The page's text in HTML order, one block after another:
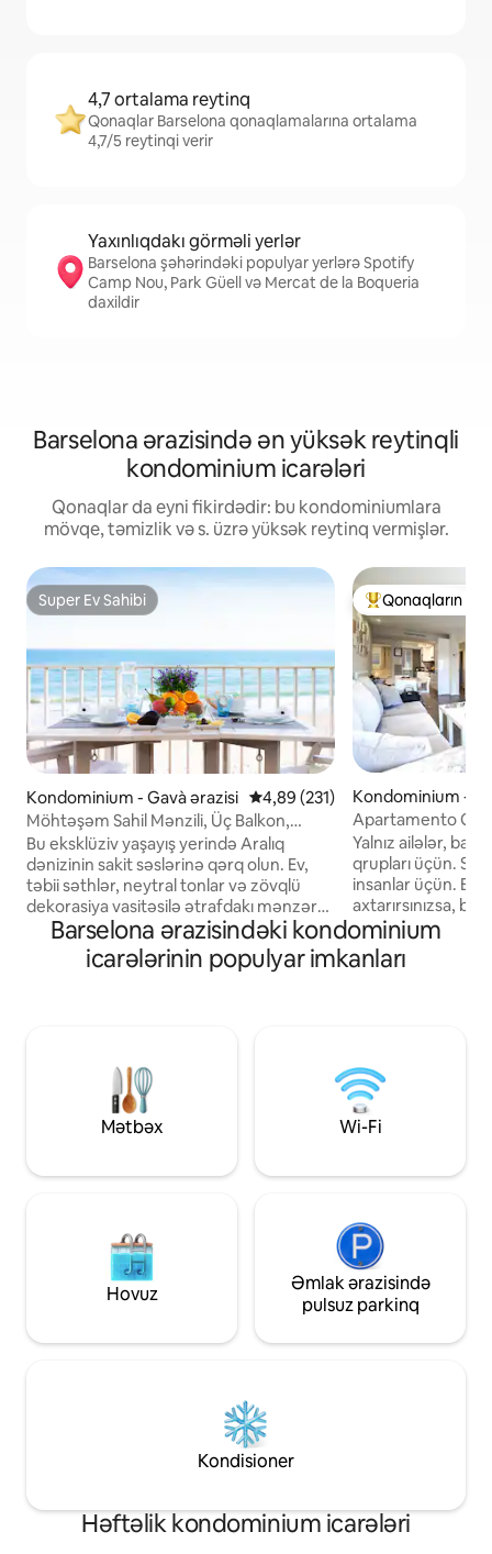
4,7 ortalama reytinq
Qonaqlar Barselona qonaqlamalarına ortalama
4,7/5 reytinqi verir
Yaxınlıqdakı görməli yerlər
Barselona şəhərindəki populyar yerlərə Spotify
Camp Nou, Park Güell və Mercat de la Boqueria
daxildir
Barselona ərazisində ən yüksək reytinqli
kondominium icarələri
Qonaqlar da eyni fikirdədir: bu kondominiumlara
mövqe, təmizlik və s. üzrə yüksək reytinq vermişlər.
Super Ev Sahibi
Super Ev Sahibi
Kondominium - Gavà ərazisi Ortalama reytinq 4,89/5, 231 rəy
4,89 (231)
Möhtəşəm Sahil Mənzili, Üç Balkon,
Dəniz Mənzərələri
Bu eksklüziv yaşayış yerində Aralıq
dənizinin sakit səslərinə qərq olun. Ev,
təbii səthlər, neytral tonlar və zövqlü
dekorasiya vasitəsilə ətrafdakı mənzərə
ilə harmoniya yaratmaq üçün diqqətlə
hazırlanmışdır. Şərq balkonundan
günəşin doğuşunu izləyin, Cənub
mərtəbəsini alırsınız. Bu, Aralıq dənizinə
baxan binanın bütün mərtəbəsini əhatə
edən, Qava Mar ərazisində yeganə unikal
mənzildir. Şərq terrasından günəşin
günəşdə unudulmaz anlardan zövq
qonşusu olmayan hər kəs baxmalıdır.
Çünki bütün mərtəbə sizindir! Fantastik
dəniz mənzərəli usta bezdirici otağın
150-179 sm ölçülü çarpayısı var. Hər
yataq otağında mat örtüklü 180-22 sm-lik
giriş, böyük üzgüçülük hovuzu və uşaq
oyun meydançası vasitəsilə çimərliyə
birbaşa giriş. Piyada məsafəsində
yerləşən əla restoranlar və Barselonanın
Mənzil təklif edir: 150 kvm + 30 kv.
metrlik terraslar - 2 terrasda panoramalı
Populyar
Qonaqların
Kondominium -
azisi
Apartamento
ilhamları ilə.
təhlükəsiz.
Yalnız ailələr, baş
qrupları üçün.
insanlar üçün.
axtarırsınızsa,
sakit və günəşli
avro dəyərində
bağlı mərkəzi
zavodları, ... Möhtəşəm mənzil tamamilə
təmirlidir. Katalanda "zövq alın"
deməkdir və bu
müddətdə
sahildən və
mənzərələr! Mərkəzi və təhlükəsiz
ərazidə, ictimai
və Paseo de
mağazalarından
məsafədə
keçirməyinizə imkan
dərhal xoş bir ev
qəbul edilmiş
Barselona ərazisindəki kondominium
icarələrinin populyar imkanları
Mətbəx Wi-Fi
Hovuz
Əmlak ərazisində
pulsuz parkinq
Kondisioner
Həftəlik kondominium icarələri